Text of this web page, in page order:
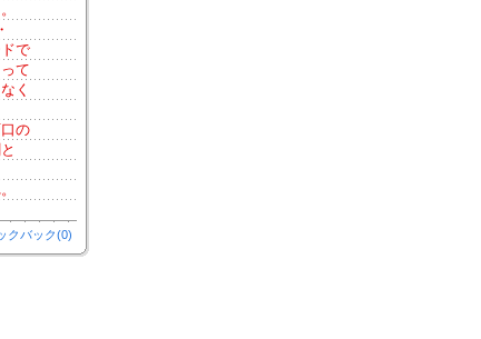
で
て
く
の
クバック(0)